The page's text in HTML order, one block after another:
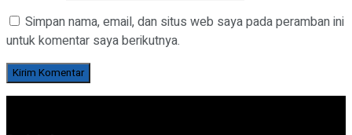
Simpan nama, email, dan situs web saya pada peramban ini
untuk komentar saya berikutnya.